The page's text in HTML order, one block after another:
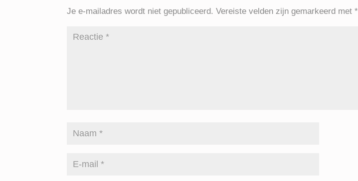
Je e-mailadres wordt niet gepubliceerd. Vereiste velden zijn gemarkeerd met*